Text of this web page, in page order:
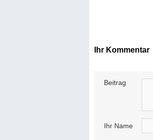
Ihr Kommentar
Beitrag
Ihr Name